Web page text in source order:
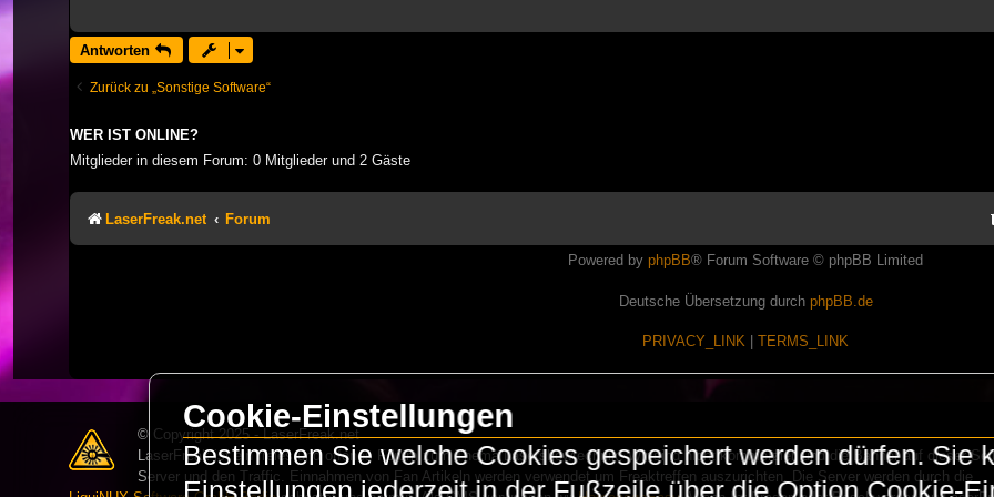
Antworten
Zurück zu „Sonstige Software“
WER IST ONLINE?
Mitglieder in diesem Forum: 0 Mitglieder und 2 Gäste
LaserFreak.net Forum
Powered by phpBB® Forum Software © phpBB Limited
Deutsche Übersetzung durch phpBB.de
PRIVACY_LINK TERMS_LINK
© Copyright 2025 - LaserFreak.net
LaserFreak ist ein freies und offenes Forum zum Thema Lasershowtechnik. Wir sind nicht kommerziell und die Banner auf dieser
Server und den Traffic. Einnahmen von Fan Artikeln werden verwendet um Freaktreffen auszurichten. Die Server werden durch die
Cookie-Einstellungen
Bestimmen Sie welche Cookies gespeichert werden dürfen. Sie
Einstellungen jederzeit in der Fußzeile über die Option Cookie-